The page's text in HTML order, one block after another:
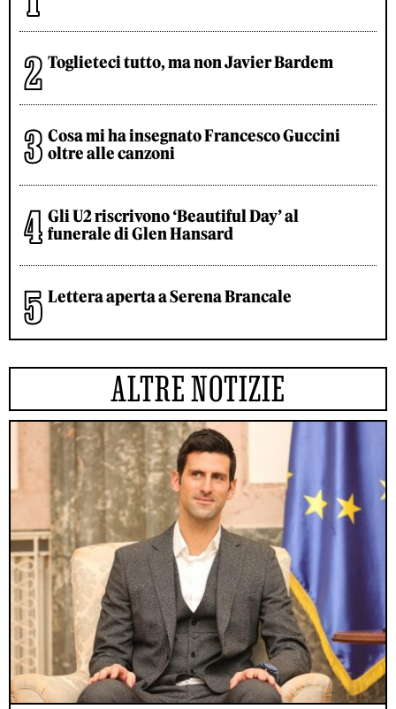
Toglieteci tutto, ma non Javier Bardem
Cosa mi ha insegnato Francesco Guccini
oltre alle canzoni
Gli U2 riscrivono ‘Beautiful Day’ al
funerale di Glen Hansard
Lettera aperta a Serena Brancale
ALTRE NOTIZIE